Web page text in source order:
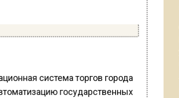
система торгов города
государственных